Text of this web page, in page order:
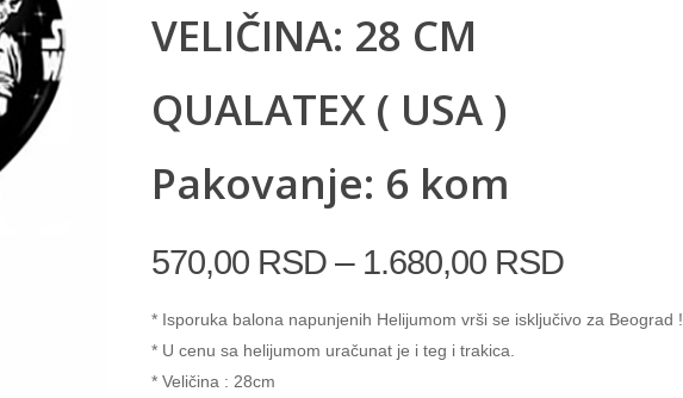
VELIČINA: 28 CM
QUALATEX ( USA )
Pakovanje: 6 kom
570,00 RSD– 1.680,00 RSD
* Isporuka balona napunjenih Helijumom vrši se isključivo za Beograd !
* U cenu sa helijumom uračunat je i teg i trakica.
* Veličina : 28cm